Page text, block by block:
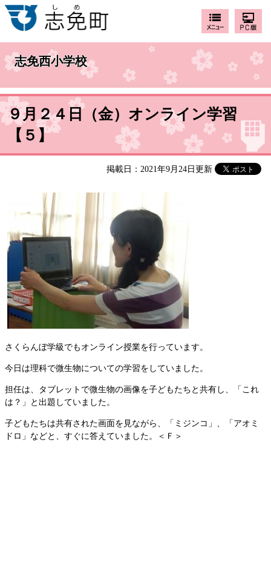
志免西小学校
９月２４日（金）オンライン学習
【５】
掲載日：2021年9月24日更新
さくらんぼ学級でもオンライン授業を行っています。
今日は理科で微生物についての学習をしていました。
担任は、タブレットで微生物の画像を子どもたちと共有し、「これ
は？」と出題していました。
子どもたちは共有された画面を見ながら、「ミジンコ」、「アオミ
ドロ」などと、すぐに答えていました。＜Ｆ＞